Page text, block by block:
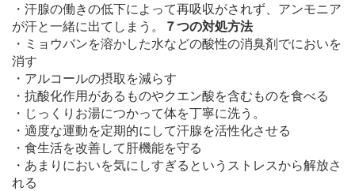
・汗腺の働きの低下によって再吸収がされず、アンモニア
が汗と一緒に出てしまう。
７つの対処方法
・ミョウバンを溶かした水などの酸性の消臭剤でにおいを
消す
・アルコールの摂取を減らす
・抗酸化作用があるものやクエン酸を含むものを食べる
・じっくりお湯につかって体を丁寧に洗う。
・適度な運動を定期的にして汗腺を活性化させる
・食生活を改善して肝機能を守る
・あまりにおいを気にしすぎるというストレスから解放さ
れる